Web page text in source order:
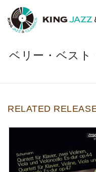
ベリー・ベスト
RELATED